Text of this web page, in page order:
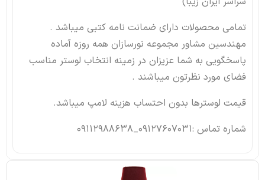
تمامی محصولات دارای ضمانت نامه کتبی میباشد .
مهندسین مشاور مجموعه نورسازان همه روزه آماده
پاسخگویی به شما عزیزان در زمینه انتخاب لوستر مناسب
فضای مورد نظرتون میباشند .
قیمت لوسترها بدون احتساب هزینه لامپ میباشد.
شماره تماس :09127607031_09112988638